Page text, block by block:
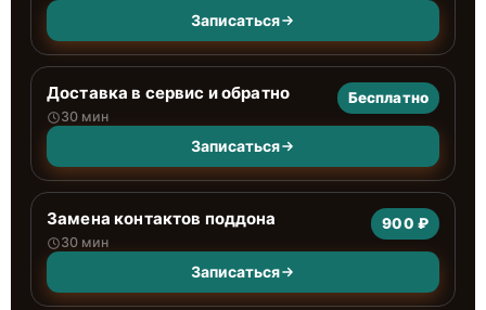
Записаться
Доставка в сервис и обратно
30 мин
Бесплатно
Записаться
Замена контактов поддона
30 мин
900 ₽
Записаться